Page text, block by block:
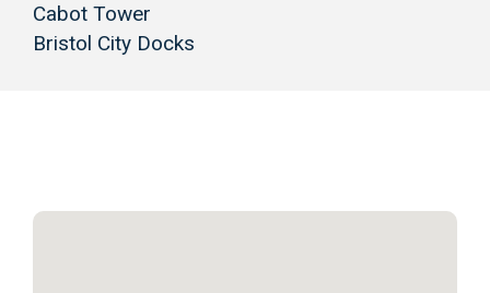
Cabot Tower
Bristol City Docks